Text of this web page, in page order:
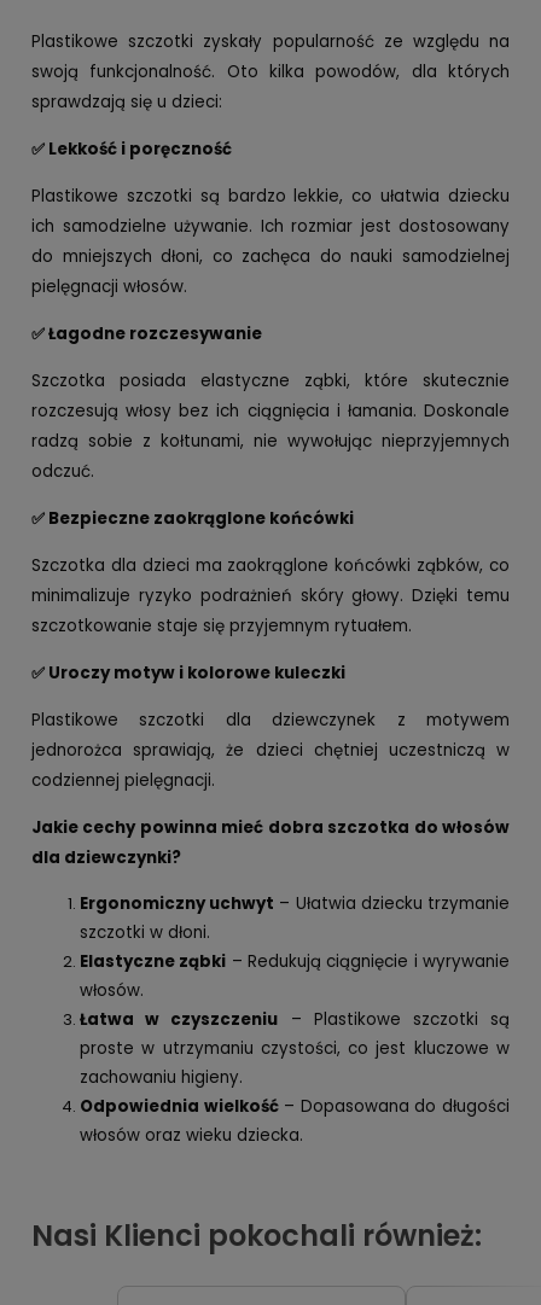
Plastikowe szczotki zyskały popularność ze względu na
swoją funkcjonalność. Oto kilka powodów, dla których
sprawdzają się u dzieci:
✅ Lekkość i poręczność
Plastikowe szczotki są bardzo lekkie, co ułatwia dziecku
ich samodzielne używanie. Ich rozmiar jest dostosowany
do mniejszych dłoni, co zachęca do nauki samodzielnej
pielęgnacji włosów.
✅ Łagodne rozczesywanie
Szczotka posiada elastyczne ząbki, które skutecznie
rozczesują włosy bez ich ciągnięcia i łamania. Doskonale
radzą sobie z kołtunami, nie wywołując nieprzyjemnych
odczuć.
✅ Bezpieczne zaokrąglone końcówki
Szczotka dla dzieci ma zaokrąglone końcówki ząbków, co
minimalizuje ryzyko podrażnień skóry głowy. Dzięki temu
szczotkowanie staje się przyjemnym rytuałem.
✅ Uroczy motyw i kolorowe kuleczki
Plastikowe szczotki dla dziewczynek z motywem
jednorożca sprawiają, że dzieci chętniej uczestniczą w
codziennej pielęgnacji.
Jakie cechy powinna mieć dobra szczotka do włosów
dla dziewczynki?
Ergonomiczny uchwyt – Ułatwia dziecku trzymanie
szczotki w dłoni.
Elastyczne ząbki – Redukują ciągnięcie i wyrywanie
włosów.
Łatwa w czyszczeniu – Plastikowe szczotki są
proste w utrzymaniu czystości, co jest kluczowe w
zachowaniu higieny.
Odpowiednia wielkość– Dopasowana do długości
włosów oraz wieku dziecka.
Nasi Klienci pokochali również: